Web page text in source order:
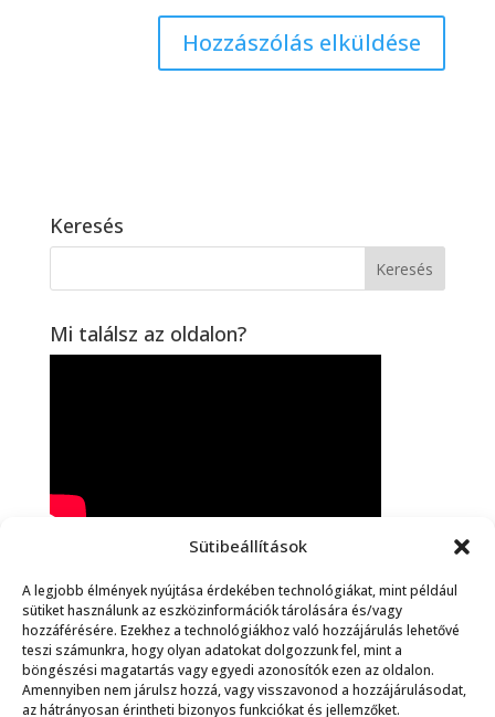
Sütibeállítások
A legjobb élmények nyújtása érdekében technológiákat, mint például
sütiket használunk az eszközinformációk tárolására és/vagy
hozzáférésére. Ezekhez a technológiákhoz való hozzájárulás lehetővé
teszi számunkra, hogy olyan adatokat dolgozzunk fel, mint a
böngészési magatartás vagy egyedi azonosítók ezen az oldalon.
Amennyiben nem járulsz hozzá, vagy visszavonod a hozzájárulásodat,
az hátrányosan érintheti bizonyos funkciókat és jellemzőket.
Keresés
Mi találsz az oldalon?
Legutóbbi bejegyzések
Mucho és poco: jelentésük és használatuk